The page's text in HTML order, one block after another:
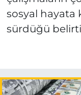
sosyal hayata
sürdüğü